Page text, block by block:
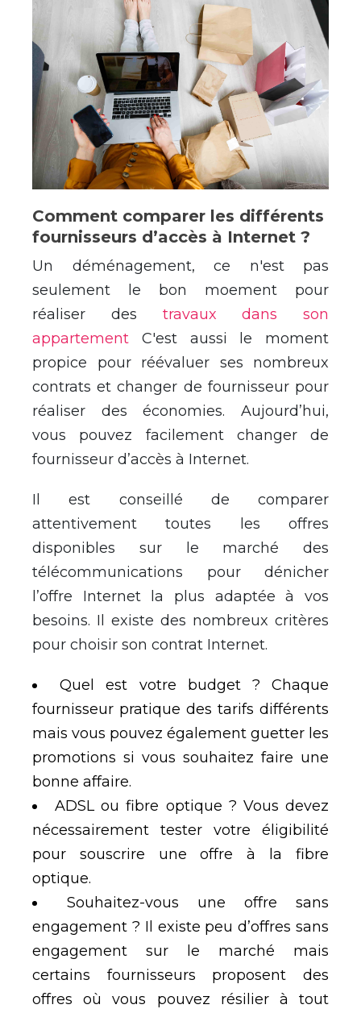
Comment comparer les différents
fournisseurs d’accès à Internet ?
Un déménagement, ce n'est pas
seulement le bon moement pour
réaliser des travaux dans son
appartement C'est aussi le moment
propice pour réévaluer ses nombreux
contrats et changer de fournisseur pour
réaliser des économies. Aujourd’hui,
vous pouvez facilement changer de
fournisseur d’accès à Internet.
Il est conseillé de comparer
attentivement toutes les offres
disponibles sur le marché des
télécommunications pour dénicher
l’offre Internet la plus adaptée à vos
besoins. Il existe des nombreux critères
pour choisir son contrat Internet.
Quel est votre budget ? Chaque
fournisseur pratique des tarifs différents
mais vous pouvez également guetter les
promotions si vous souhaitez faire une
bonne affaire.
ADSL ou fibre optique ? Vous devez
nécessairement tester votre éligibilité
pour souscrire une offre à la fibre
optique.
Souhaitez-vous une offre sans
engagement ? Il existe peu d’offres sans
engagement sur le marché mais
certains fournisseurs proposent des
offres où vous pouvez résilier à tout